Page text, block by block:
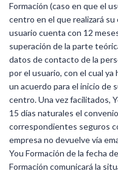
Formación (caso en que el
centro en el que realizará su
usuario cuenta con 12
superación de la parte
datos de contacto de la
por el usuario, con el cual
un acuerdo para el inicio de
centro. Una vez facilitados,
15 días naturales el
correspondientes seguros
empresa no devuelve vía
You Formación de la fecha
Formación comunicará la